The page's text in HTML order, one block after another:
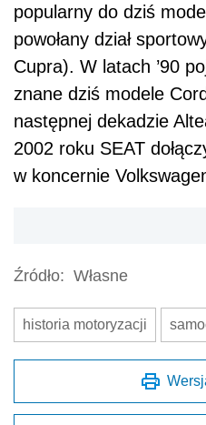
popularny do dziś
powołany dział
Cupra). W latach ’90
znane dziś modele
następnej dekadzie
2002 roku SEAT
w koncernie
Źródło: Własne
historia motoryzacji